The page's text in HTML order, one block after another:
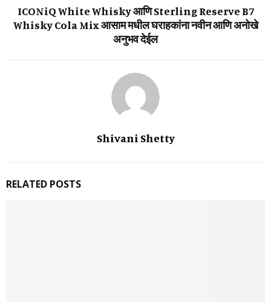
ICONiQ White Whisky आणि Sterling Reserve B7
Whisky Cola Mix आसाम मधील घराहकांना नवीन आणि अनोखे
अनुभव देईल
Shivani Shetty
RELATED POSTS